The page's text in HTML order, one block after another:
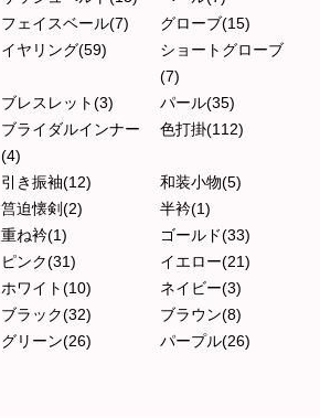
フェイスベール(7)
グローブ(15)
イヤリング(59)
ショートグローブ
(7)
ブレスレット(3)
パール(35)
ブライダルインナー
(4)
色打掛(112)
引き振袖(12)
和装小物(5)
筥迫懐剣(2)
半衿(1)
重ね衿(1)
ゴールド(33)
ピンク(31)
イエロー(21)
ホワイト(10)
ネイビー(3)
ブラック(32)
ブラウン(8)
グリーン(26) パープル(26)